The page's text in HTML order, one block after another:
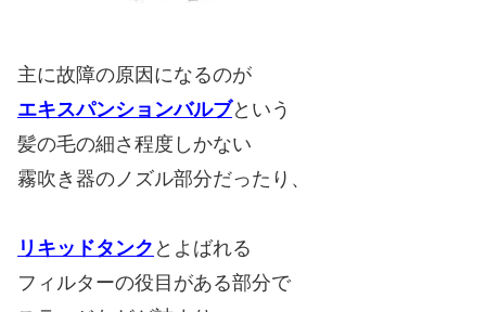
主に故障の原因になるのが
エキスパンションバルブという
髪の毛の細さ程度しかない
霧吹き器のノズル部分だったり、
リキッドタンク とよばれる
フィルターの役目がある部分で